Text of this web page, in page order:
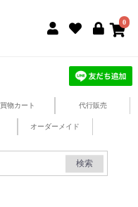
0
買物カート 代行販売
オーダーメイド
検索